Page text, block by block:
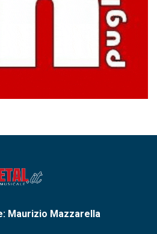
Maurizio Mazzarella